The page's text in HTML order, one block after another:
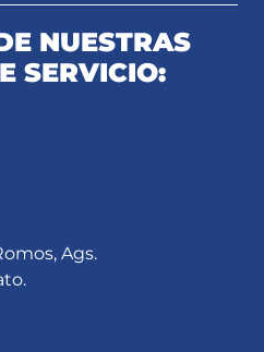
NUESTRAS
SERVICIO:
Ags.